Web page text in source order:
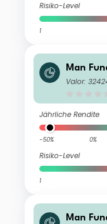
Risiko-Level
1
Man
ging
Valor:
Jährliche Rendite
-50% 0%
Risiko-Level
1
Man